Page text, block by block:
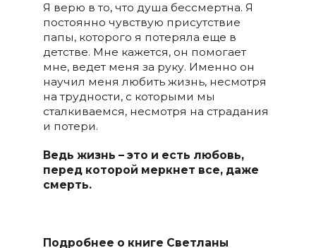
Я верю в то, что душа бессмертна. Я
постоянно чувствую присутствие
папы, которого я потеряла еще в
детстве. Мне кажется, он помогает
мне, ведет меня за руку. Именно он
научил меня любить жизнь, несмотря
на трудности, с которыми мы
сталкиваемся, несмотря на страдания
и потери.
Ведь жизнь – это и есть любовь,
перед которой меркнет все, даже
смерть.
Подробнее о книге Светланы